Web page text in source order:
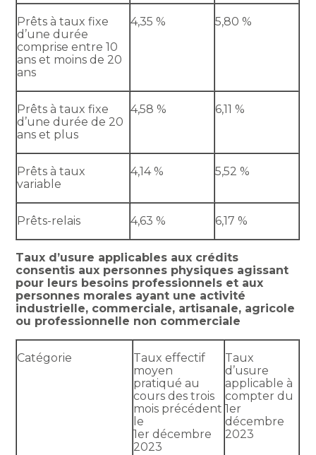
Prêts à taux fixe
d’une durée
comprise entre 10
ans et moins de 20
ans
4,35 % 5,80 %
Prêts à taux fixe
d’une durée de 20
ans et plus
4,58 % 6,11 %
Prêts à taux
variable
4,14 % 5,52 %
Prêts-relais 4,63 % 6,17 %
Taux d’usure applicables aux crédits
consentis aux personnes physiques agissant
pour leurs besoins professionnels et aux
personnes morales ayant une activité
industrielle, commerciale, artisanale, agricole
ou professionnelle non commerciale
Catégorie
Taux effectif
moyen
pratiqué au
cours des trois
mois précédent
le
1er décembre
2023
Taux
d’usure
applicable à
compter du
1er
décembre
2023